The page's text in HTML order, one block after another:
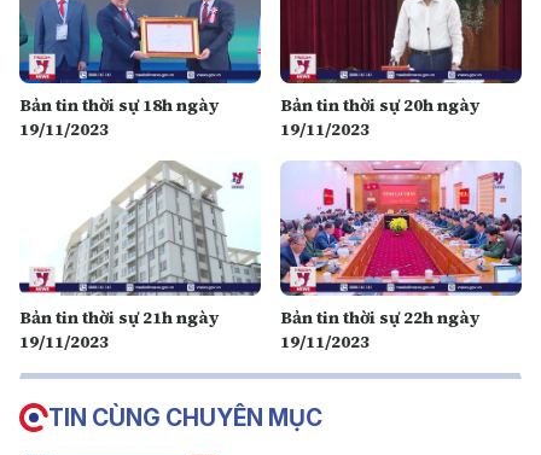
Bản tin thời sự 18h ngày
19/11/2023
Bản tin thời sự 20h ngày
19/11/2023
Bản tin thời sự 21h ngày
19/11/2023
Bản tin thời sự 22h ngày
19/11/2023
TIN CÙNG CHUYÊN MỤC